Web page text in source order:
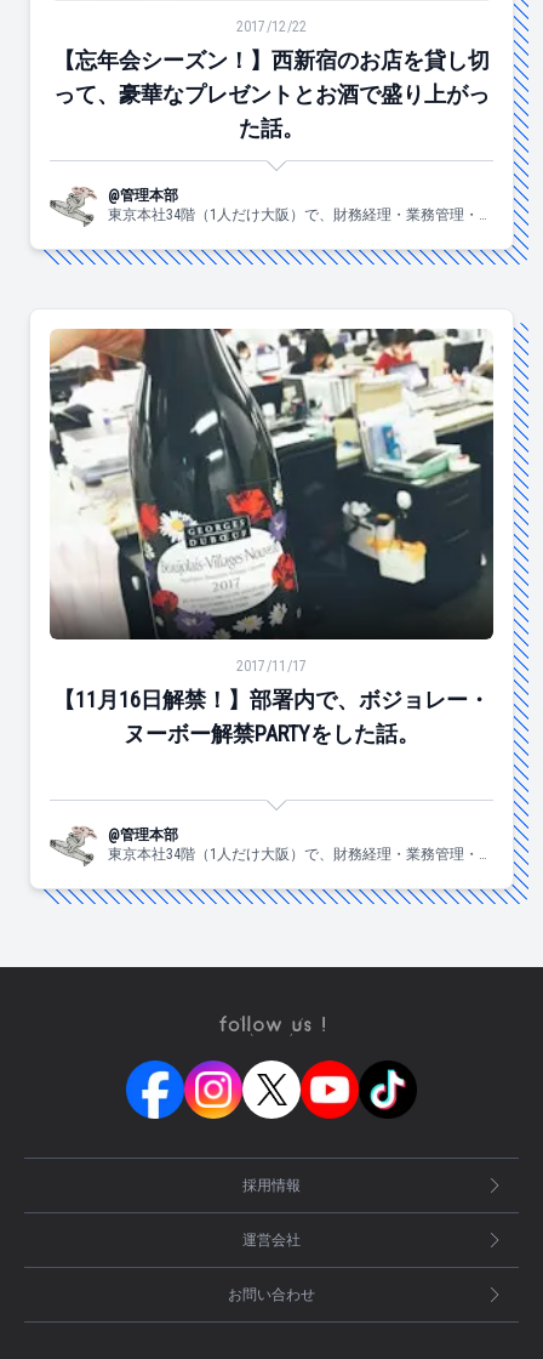
【忘年会シーズン！】西新宿のお店を貸し切って、豪
2017/12/22
【忘年会シーズン！】西新宿のお店を貸し切
って、豪華なプレゼントとお酒で盛り上がっ
た話。
@管理本部
東京本社34階（1人だけ大阪）で、財務経理・業務管理・法
ます。固く見えがちですが、意外とラフにやってます。気
【11月16日解禁！】部署内で、ボジョレー・ヌーボー解
2017/11/17
【11月16日解禁！】部署内で、ボジョレー・
ヌーボー解禁PARTYをした話。
@管理本部
東京本社34階（1人だけ大阪）で、財務経理・業務管理・法
ます。固く見えがちですが、意外とラフにやってます。気
採用情報
運営会社
お問い合わせ